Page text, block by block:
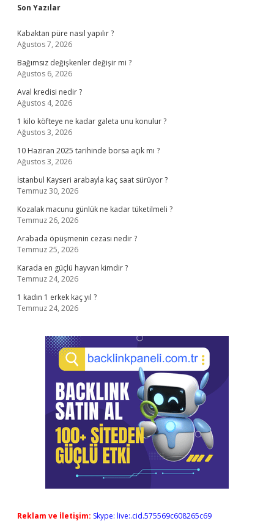
Sidebar
Son Yazılar
Kabaktan püre nasıl yapılır ?
Ağustos 7, 2026
Bağımsız değişkenler değişir mi ?
Ağustos 6, 2026
Aval kredisi nedir ?
Ağustos 4, 2026
1 kilo köfteye ne kadar galeta unu konulur ?
Ağustos 3, 2026
10 Haziran 2025 tarihinde borsa açık mı ?
Ağustos 3, 2026
İstanbul Kayseri arabayla kaç saat sürüyor ?
Temmuz 30, 2026
Kozalak macunu günlük ne kadar tüketilmeli ?
Temmuz 26, 2026
Arabada öpüşmenin cezası nedir ?
Temmuz 25, 2026
Karada en güçlü hayvan kimdir ?
Temmuz 24, 2026
1 kadın 1 erkek kaç yıl ?
Temmuz 24, 2026
Reklam ve İletişim: Skype: live:.cid.575569c608265c69